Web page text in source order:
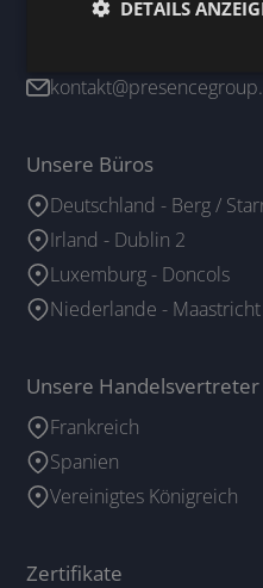
Kontaktieren Sie uns
Unsere Büros
Deutschland - Berg /
Irland - Dublin 2
Luxemburg - Doncols
Niederlande - Maastricht
Unsere Handelsvertreter
Frankreich
Spanien
Vereinigtes Königreich
Zertifikate
DETAILS